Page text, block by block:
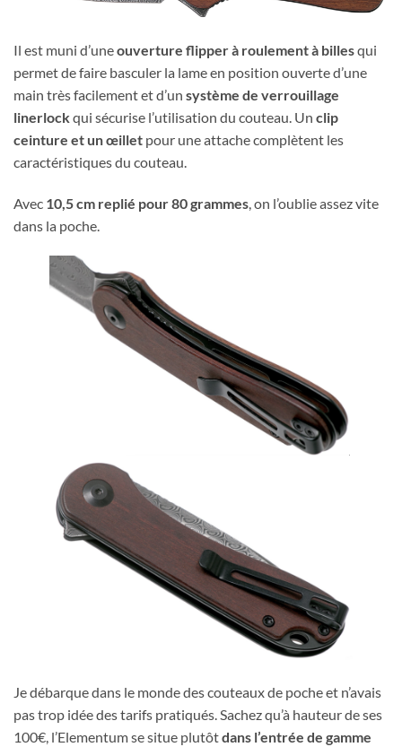
Il est muni d’uneouverture flipper à roulement à billesqui
permet de faire basculer la lame en position ouverte d’une
main très facilement et d’un système de verrouillage
linerlockqui sécurise l’utilisation du couteau. Un clip
ceinture et un œillet pour une attache complètent les
caractéristiques du couteau.
Avec 10,5 cm replié pour 80 grammes, on l’oublie assez vite
dans la poche.
Je débarque dans le monde des couteaux de poche et n’avais
pas trop idée des tarifs pratiqués. Sachez qu’à hauteur de ses
100€, l’Elementum se situe plutôtdans l’entrée de gamme